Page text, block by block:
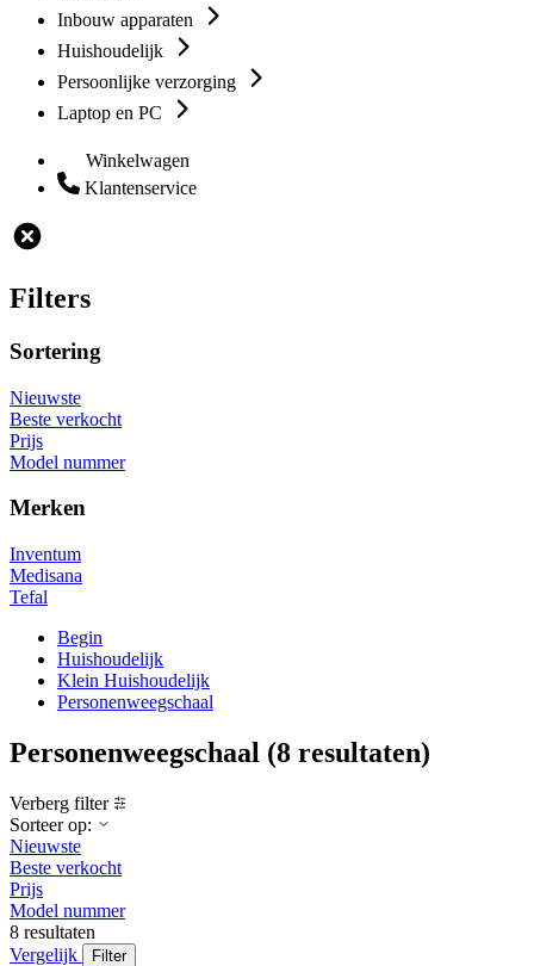
Inbouw apparaten
Huishoudelijk
Persoonlijke verzorging
Laptop en PC
Winkelwagen
Klantenservice
Filters
Sortering
Nieuwste
Beste verkocht
Prijs
Model nummer
Merken
Inventum
Medisana
Tefal
Begin
Huishoudelijk
Klein Huishoudelijk
Personenweegschaal
Personenweegschaal (8 resultaten)
Verberg filter
Sorteer op:
Nieuwste
Beste verkocht
Prijs
Model nummer
8 resultaten
Vergelijk
Filter